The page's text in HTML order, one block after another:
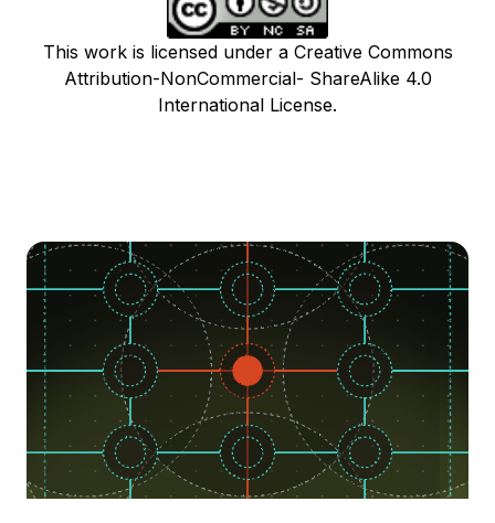
This work is licensed under a Creative Commons
Attribution-NonCommercial- ShareAlike 4.0
International License.